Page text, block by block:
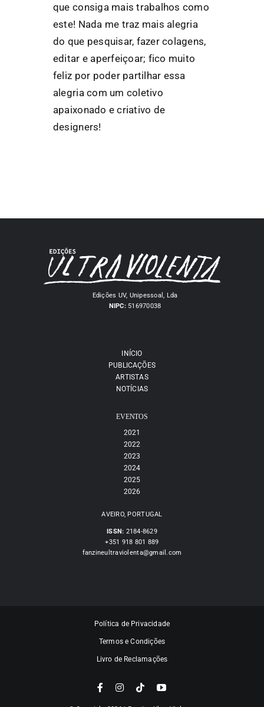
que consiga mais trabalhos como
este! Nada me traz mais alegria
do que pesquisar, fazer colagens,
editar e aperfeiçoar; fico muito
feliz por poder partilhar essa
alegria com um coletivo
apaixonado e criativo de
designers!
Edições UV, Unipessoal, Lda
NIPC:516970038
INÍCIO
PUBLICAÇÕES
ARTISTAS
NOTÍCIAS
EVENTOS
2021
2022
2023
2024
2025
2026
AVEIRO, PORTUGAL
ISSN: 2184-8629
+351 918 801 889
fanzineultraviolenta@gmail.com
Política de Privacidade
Termos e Condições
Livro de Reclamações